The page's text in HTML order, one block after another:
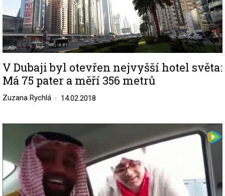
V Dubaji byl otevřen nejvyšší hotel světa:
Má 75 pater a měří 356 metrů
Zuzana Rychlá 14.02.2018